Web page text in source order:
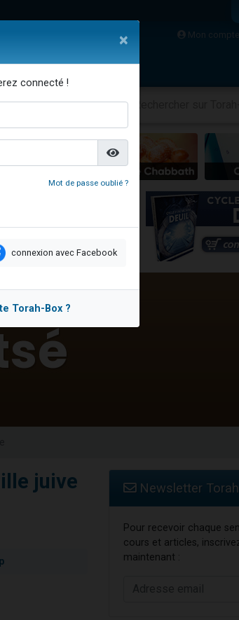
enfants, victime de violences...
dans un appartement insalubre
de Yohan
Mon compte
Paracha Divertissements
juive Newsletter
Pour recevoir chaque
cours et articles,
maintenant :
×
connecté !
Mot de passe oublié ?
connexion avec Facebook
Torah-Box ?